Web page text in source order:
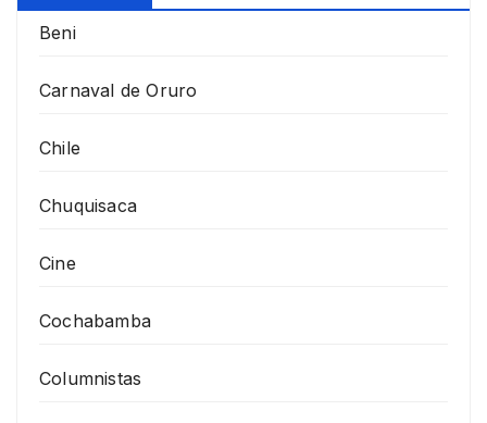
Beni
Carnaval de Oruro
Chile
Chuquisaca
Cine
Cochabamba
Columnistas